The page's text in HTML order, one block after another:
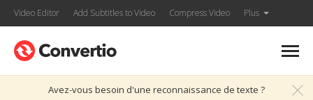
Video Editor Add Subtitles to Video Compress Video Plus
Avez-vous besoin d'une reconnaissance de texte ?